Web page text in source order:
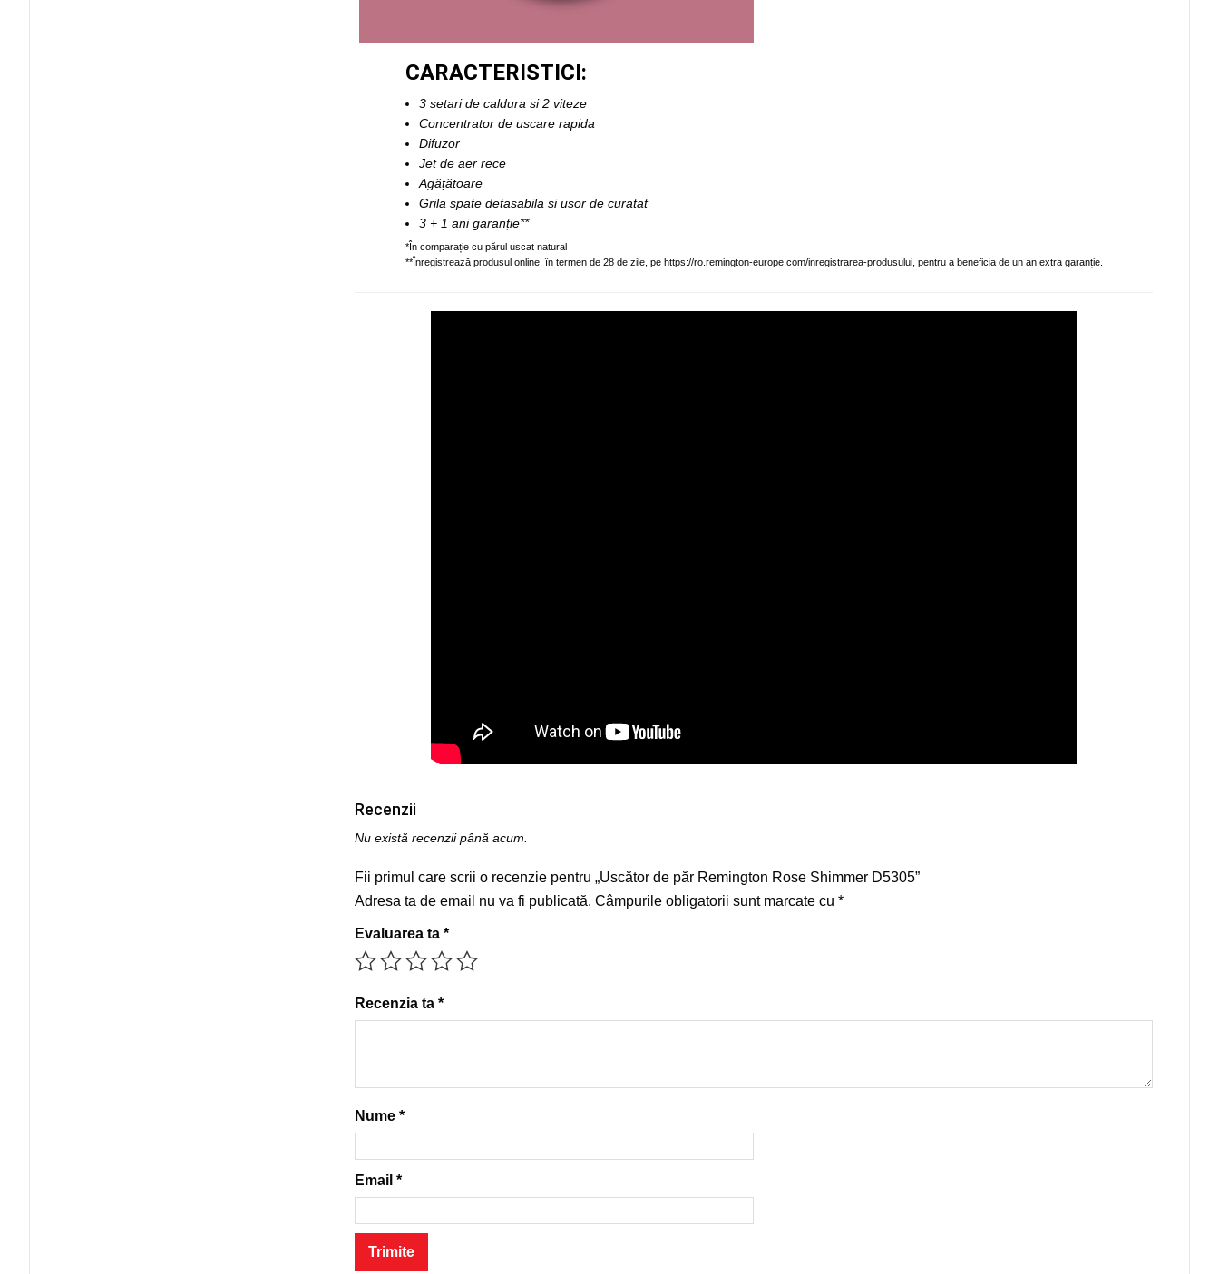
CARACTERISTICI:
3 setari de caldura si 2 viteze
Concentrator de uscare rapida
Difuzor
Jet de aer rece
Agățătoare
Grila spate detasabila si usor de curatat
3 + 1 ani garanție**
*În comparație cu părul uscat natural
**Înregistrează produsul online, în termen de 28 de zile, pe https://ro.remington-europe.com/inregistrarea-produsului, pentru a beneficia de un an extra garanție.
Recenzii
Nu există recenzii până acum.
Fii primul care scrii o recenzie pentru „Uscător de păr Remington Rose Shimmer D5305”
Adresa ta de email nu va fi publicată. Câmpurile obligatorii sunt marcate cu *
Evaluarea ta *
Recenzia ta *
Nume *
Email *